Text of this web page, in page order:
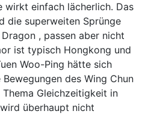
wirkt einfach lächerlich. Das
die superweiten Sprünge
, passen aber nicht
ist typisch Hongkong und
Woo-Ping hätte sich
des Wing Chun
Gleichzeitigkeit in
überhaupt nicht